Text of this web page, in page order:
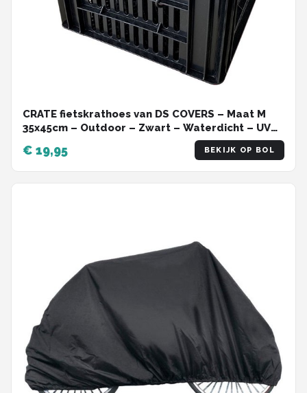
CRATE fietskrathoes van DS COVERS – Maat M
35x45cm – Outdoor – Zwart – Waterdicht – UV
€ 19,95 BEKIJK OP BOL